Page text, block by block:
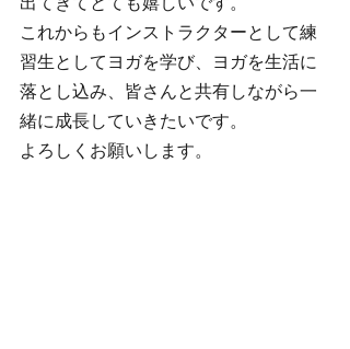
これからもインストラクターとして練
習生としてヨガを学び、ヨガを生活に
落とし込み、皆さんと共有しながら一
緒に成長していきたいです。
よろしくお願いします。